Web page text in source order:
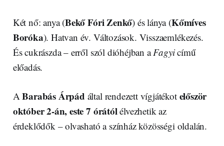
Két nő: anya (Bekő Fóri Zenkő) és lánya (Kőmíves
Boróka). Hatvan év. Változások. Visszaemlékezés.
És cukrászda – erről szól dióhéjban aFagyicímű
előadás.
ABarabás Árpád által rendezett vígjátékot először
október 2-án, este 7 órátólélvezhetik az
érdeklődők – olvasható a színház közösségi oldalán.